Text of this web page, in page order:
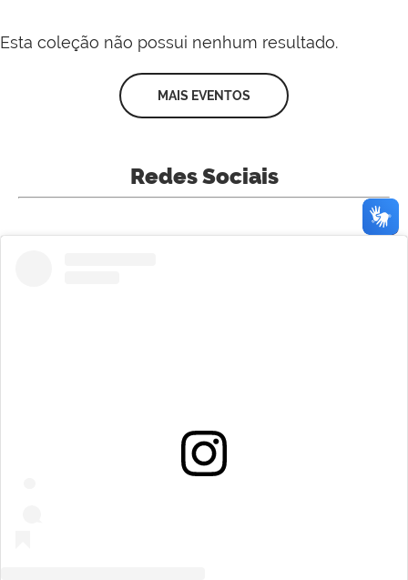
Esta coleção não possui nenhum resultado.
MAIS EVENTOS
Redes Sociais